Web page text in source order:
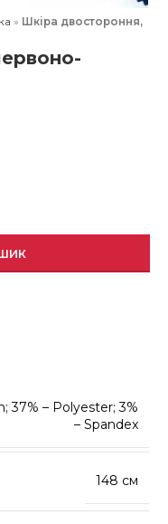
» Шкіра двостороння,
37% – Polyester; 3%
– Spandex
148 см